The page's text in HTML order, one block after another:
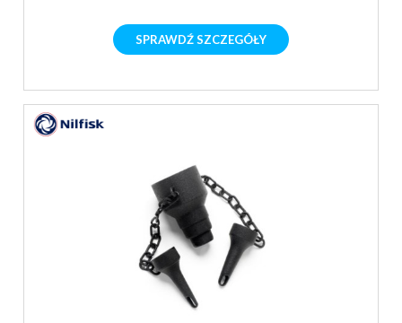
SPRAWDŹ SZCZEGÓŁY